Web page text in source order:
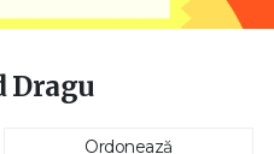
Dragu
Ordonează